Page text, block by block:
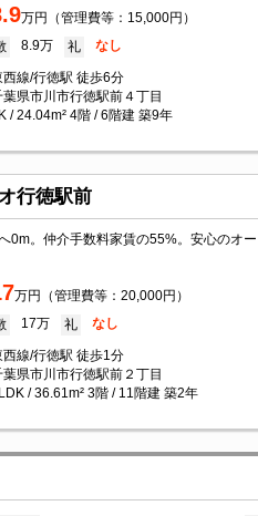
万円（管理費等：15,000円）
8.9万 礼 なし
西線/行徳駅 徒歩6分
葉県市川市行徳駅前４丁目
/ 24.04m² 4階 / 6階建 築9年
行徳駅前
万円（管理費等：20,000円）
17万 礼 なし
西線/行徳駅 徒歩1分
葉県市川市行徳駅前２丁目
/ 36.61m² 3階 / 11階建 築2年